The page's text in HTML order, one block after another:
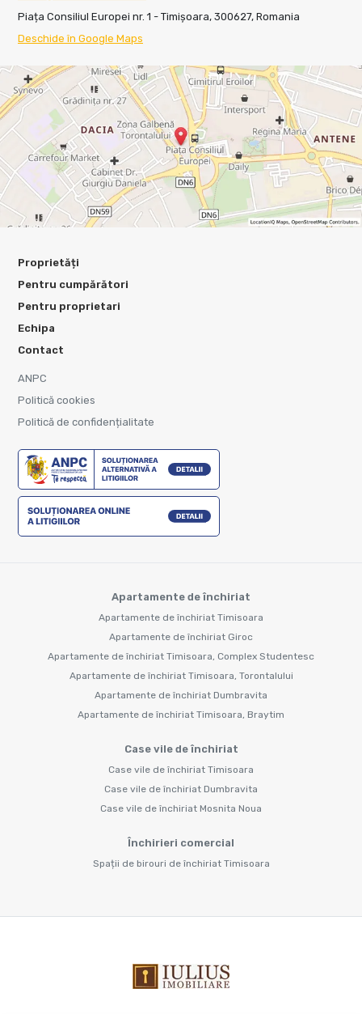
Piața Consiliul Europei nr. 1 - Timișoara, 300627, Romania
Deschide în Google Maps
Proprietăți
Pentru cumpărători
Pentru proprietari
Echipa
Contact
ANPC
Politică cookies
Politică de confidențialitate
Apartamente de închiriat
Apartamente de închiriat Timisoara
Apartamente de închiriat Giroc
Apartamente de închiriat Timisoara, Complex Studentesc
Apartamente de închiriat Timisoara, Torontalului
Apartamente de închiriat Dumbravita
Apartamente de închiriat Timisoara, Braytim
Case vile de închiriat
Case vile de închiriat Timisoara
Case vile de închiriat Dumbravita
Case vile de închiriat Mosnita Noua
Închirieri comercial
Spații de birouri de închiriat Timisoara